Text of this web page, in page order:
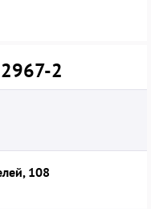
2
108